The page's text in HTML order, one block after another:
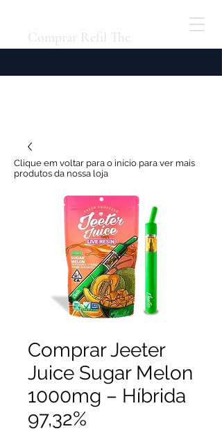
Comprar Refil Thc
Comprar Jeeter
Juice Sugar Melon
1000mg – Híbrida
97,32%
Clique em voltar para o início para ver mais
produtos da nossa loja